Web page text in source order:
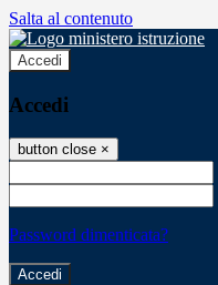
Salta al contenuto
Accedi
Accedi
button close ×
Password dimenticata?